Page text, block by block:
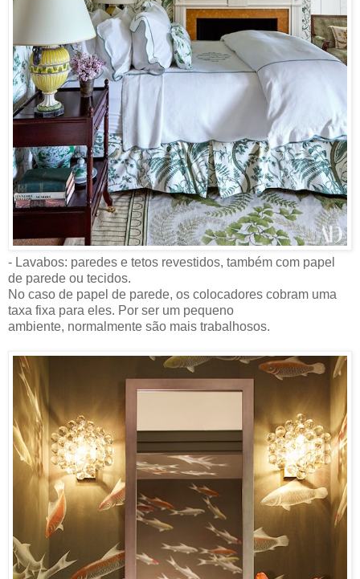
- Lavabos: paredes e tetos revestidos, também com papel
de parede ou tecidos.
No caso de papel de parede, os colocadores cobram uma
taxa fixa para eles. Por ser um pequeno
ambiente, normalmente são mais trabalhosos.